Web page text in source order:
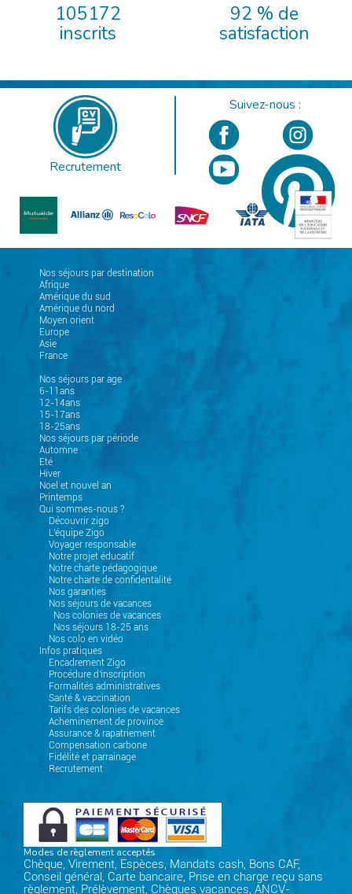
105172
inscrits
92 % de
satisfaction
Recrutement
Suivez-nous :
Nos séjours par destination
Afrique
Amérique du sud
Amérique du nord
Moyen orient
Europe
Asie
France
Nos séjours par age
6-11ans
12-14ans
15-17ans
18-25ans
Nos séjours par période
Automne
Eté
Hiver
Noel et nouvel an
Printemps
Qui sommes-nous ?
Découvrir zigo
L'équipe Zigo
Voyager responsable
Notre projet éducatif
Notre charte pédagogique
Notre charte de confidentalité
Nos garanties
Nos séjours de vacances
Nos colonies de vacances
Nos séjours 18-25 ans
Nos colo en vidéo
Infos pratiques
Encadrement Zigo
Procédure d'inscription
Formalités administratives
Santé & vaccination
Tarifs des colonies de vacances
Acheminement de province
Assurance & rapatriement
Compensation carbone
Fidélité et parrainage
Recrutement
Modes de règlement acceptés
Chèque, Virement, Espèces, Mandats cash, Bons CAF,
Conseil général, Carte bancaire, Prise en charge reçu sans
règlement, Prélèvement, Chèques vacances, ANCV-